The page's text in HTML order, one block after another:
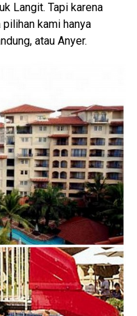
Langit. Tapi karena
pilihan kami hanya
atau Anyer.